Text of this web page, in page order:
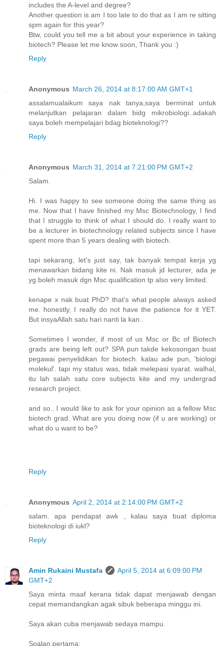
includes the A-level and degree?
Another question is am I too late to do that as I am re sitting
spm again for this year?
Btw, could you tell me a bit about your experience in taking
biotech? Please let me know soon, Thank you :)
Reply
Anonymous March 26, 2014 at 8:17:00 AM GMT+1
assalamualaikum saya nak tanya,saya berminat untuk
melanjutkan pelajaran dalam bidg mikrobiologi..adakah
saya boleh mempelajari bdag bioteknologi??
Reply
Anonymous March 31, 2014 at 7:21:00 PM GMT+2
Salam.
Hi. I was happy to see someone doing the same thing as
me. Now that I have finished my Msc Biotechnology, I find
that I struggle to think of what I should do. I really want to
be a lecturer in biotechnology related subjects since I have
spent more than 5 years dealing with biotech.
tapi sekarang, let's just say, tak banyak tempat kerja yg
menawarkan bidang kite ni. Nak masuk jd lecturer, ada je
yg boleh masuk dgn Msc qualification tp also very limited.
kenape x nak buat PhD? that's what people always asked
me. honestly, I really do not have the patience for it YET.
But insyaAllah satu hari nanti la kan..
Sometimes I wonder, if most of us Msc or Bc of Biotech
grads are being left out? SPA pun takde kekosongan buat
pegawai penyelidikan for biotech. kalau ade pun, 'biologi
molekul'. tapi my status was, tidak melepasi syarat. walhal,
itu lah salah satu core subjects kite and my undergrad
research project.
and so.. I would like to ask for your opinion as a fellow Msc
biotech grad. What are you doing now (if u are working) or
what do u want to be?
Reply
Anonymous April 2, 2014 at 2:14:00 PM GMT+2
salam. apa pendapat awk , kalau saya buat diploma
bioteknologi di iukl?
Reply
Amin Rukaini Mustafa
April 5, 2014 at 6:09:00 PM
GMT+2
Saya minta maaf kerana tidak dapat menjawab dengan
cepat memandangkan agak sibuk beberapa minggu ini.
Saya akan cuba menjawab sedaya mampu.
Soalan pertama: